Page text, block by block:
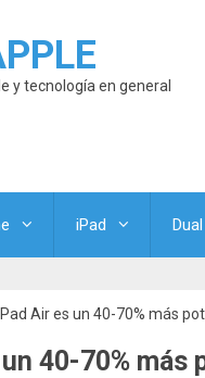
y tecnología en general
iPad
Air es un 40-70% más
40-70%